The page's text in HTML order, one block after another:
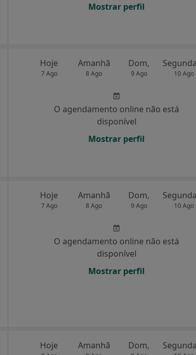
Mostrar perfil
Hoje
7 Ago
Amanhã
8 Ago
Dom,
9 Ago 10 Ago
O agendamento online não está
disponível
Mostrar perfil
Hoje
7 Ago
Amanhã
8 Ago
Dom,
9 Ago 10 Ago
O agendamento online não está
disponível
Mostrar perfil
Hoje Amanhã Dom,